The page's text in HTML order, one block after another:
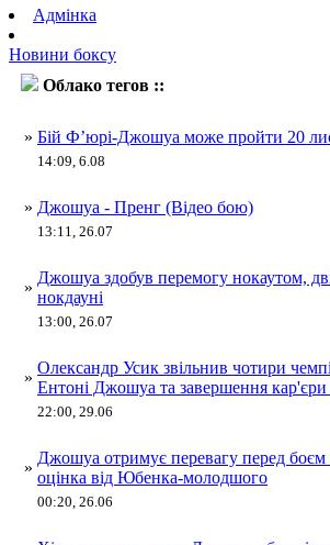
Адмінка
Новини боксу
Облако тегов ::
» Бій Ф’юрі-Джошуа може пройти 20
14:09, 6.08
» Джошуа - Пренг (Відео бою)
13:11, 26.07
»
Джошуа здобув перемогу нокаутом,
нокдауні
13:00, 26.07
»
Олександр Усик звільнив чотири
Ентоні Джошуа та завершення
22:00, 29.06
»
Джошуа отримує перевагу перед боєм
оцінка від Юбенка-молодшого
00:20, 26.06